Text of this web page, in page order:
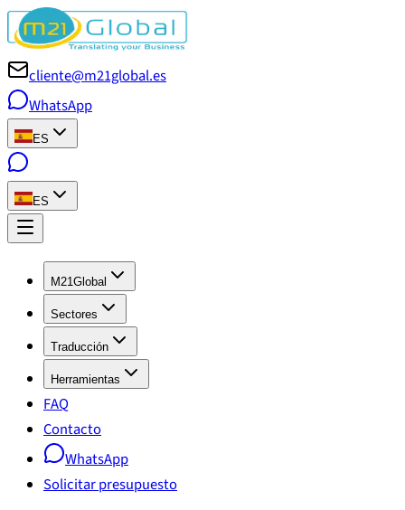
cliente@m21global.es
WhatsApp
ES
ES
M21Global
Sectores
Traducción
Herramientas
FAQ
Contacto
WhatsApp
Solicitar presupuesto